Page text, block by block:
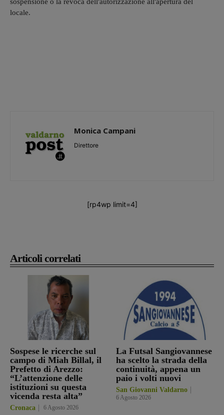
Articoli correlati
Sospese le ricerche sul
campo di Miah Billal, il
Prefetto di Arezzo:
“L’attenzione delle
istituzioni su questa
vicenda resta alta”
Cronaca 6 Agosto 2026
La Futsal Sangiovannese
ha scelto la strada della
continuità, appena un
paio i volti nuovi
San Giovanni Valdarno
6 Agosto 2026
locale.
Monica Campani
Direttore
[rp4wp limit=4]